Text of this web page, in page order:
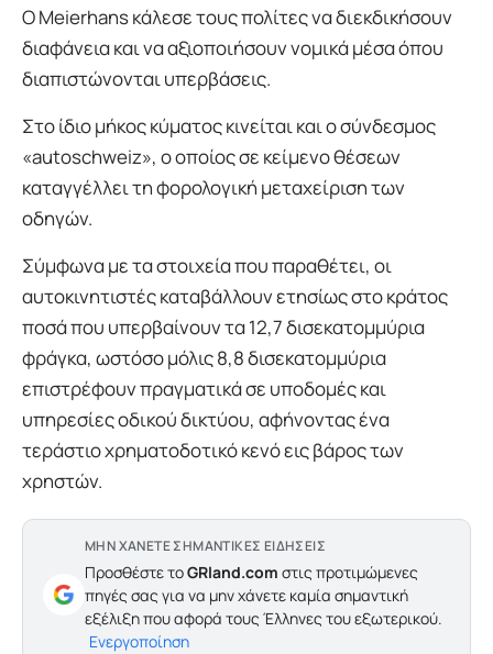
Ο Meierhans κάλεσε τους πολίτες να διεκδικήσουν
διαφάνεια και να αξιοποιήσουν νομικά μέσα όπου
διαπιστώνονται υπερβάσεις.
Στο ίδιο μήκος κύματος κινείται και ο σύνδεσμος
«autoschweiz», ο οποίος σε κείμενο θέσεων
καταγγέλλει τη φορολογική μεταχείριση των
οδηγών.
Σύμφωνα με τα στοιχεία που παραθέτει, οι
αυτοκινητιστές καταβάλλουν ετησίως στο κράτος
ποσά που υπερβαίνουν τα 12,7 δισεκατομμύρια
φράγκα, ωστόσο μόλις 8,8 δισεκατομμύρια
επιστρέφουν πραγματικά σε υποδομές και
υπηρεσίες οδικού δικτύου, αφήνοντας ένα
τεράστιο χρηματοδοτικό κενό εις βάρος των
χρηστών.
ΜΗΝ ΧΑΝΕΤΕ ΣΗΜΑΝΤΙΚΕΣ ΕΙΔΗΣΕΙΣ
Προσθέστε τοGRland.com στις προτιμώμενες
πηγές σας για να μην χάνετε καμία σημαντική
εξέλιξη που αφορά τους Έλληνες του εξωτερικού.
Ενεργοποίηση